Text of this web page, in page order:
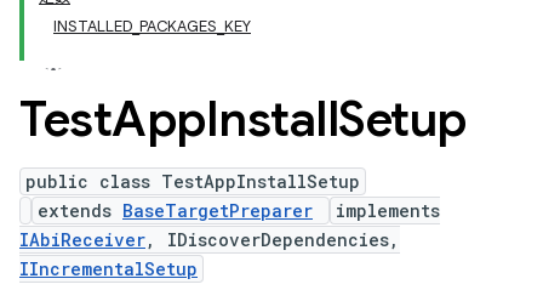
INSTALLED_PACKAGES_KEY
TestAppInstallSetup
public class TestAppInstallSetup
extends BaseTargetPreparer
implements
IAbiReceiver, IDiscoverDependencies,
IIncrementalSetup